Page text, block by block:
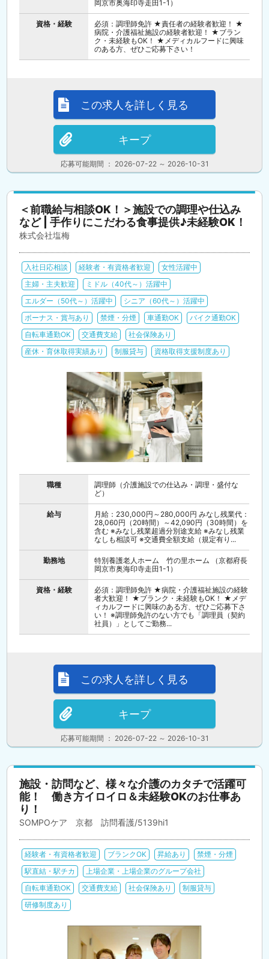
岡京市奥海印寺走田1-1）
資格・経験
必須：調理師免許 ★責任者の経験者歓迎！ ★
病院・介護福祉施設の経験者歓迎！ ★ブラン
ク・未経験もOK！ ★メディカルフードに興味
のある方、ぜひご応募下さい！
応募可能期間 ： 2026-07-22 ～ 2026-10-31
この求人を詳しく見る
キープ
＜前職給与相談OK！＞施設での調理や仕込み
など | 手作りにこだわる食事提供♪未経験OK！
株式会社塩梅
入社日応相談 経験者・有資格者歓迎
女性活躍中
主婦・主夫歓迎
ミドル（40代～）活躍中
エルダー（50代～）活躍中
シニア（60代～）活躍中
ボーナス・賞与あり
禁煙・分煙 車通勤OK
バイク通勤OK
自転車通勤OK
交通費支給
社会保険あり
産休・育休取得実績あり
制服貸与 資格取得支援制度あり
職種
調理師（介護施設での仕込み・調理・盛付な
ど）
給与
月給：230,000円～280,000円 みなし残業代：
28,060円（20時間）～42,090円（30時間）を
含む ※みなし残業超過分別途支給 ※みなし残業
なしも相談可 ※交通費全額支給（規定有り...
勤務地
特別養護老人ホーム 竹の里ホーム （京都府長
岡京市奥海印寺走田1-1）
資格・経験
必須：調理師免許 ★病院・介護福祉施設の経験
者大歓迎！ ★ブランク・未経験もOK！ ★メデ
ィカルフードに興味のある方、ぜひご応募下さ
い！ ※調理師免許のない方でも「調理員（契約
社員）」としてご勤務...
応募可能期間 ： 2026-07-22 ～ 2026-10-31
この求人を詳しく見る
キープ
施設・訪問など、様々な介護のカタチで活躍可
能！ 働き方イロイロ＆未経験OKのお仕事あ
り！
SOMPOケア 京都 訪問看護/5139hi1
経験者・有資格者歓迎 ブランクOK 昇給あり
禁煙・分煙
駅直結・駅チカ
上場企業・上場企業のグループ会社
自転車通勤OK
交通費支給 社会保険あり
制服貸与
研修制度あり